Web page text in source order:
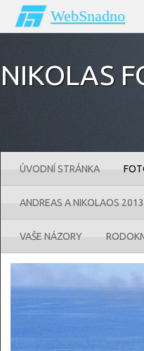
WebSnadno
NIKOLAS
ÚVODNÍ STRÁNKA
ANDREAS A NIKOLAOS 2013
VAŠE NÁZORY